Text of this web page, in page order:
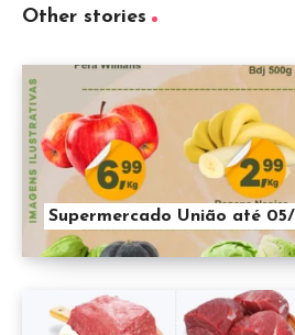
Other stories
Supermercado União até